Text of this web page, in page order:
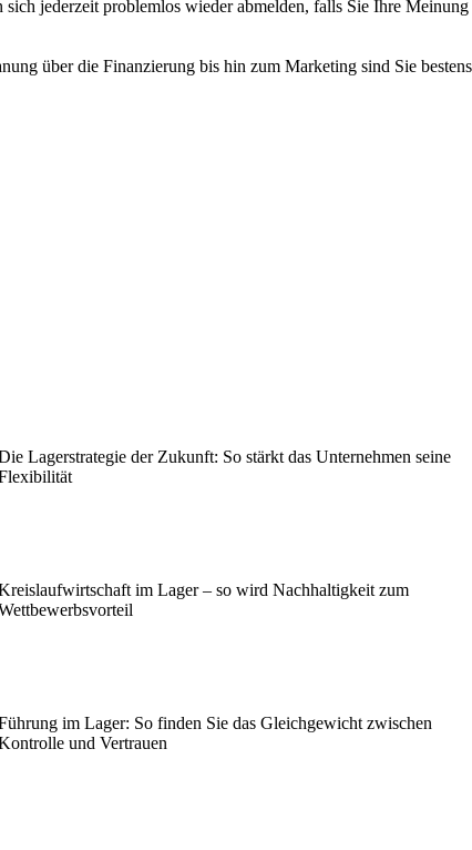
jederzeit problemlos wieder abmelden, falls Sie Ihre Meinung
über die Finanzierung bis hin zum Marketing sind Sie bestens
Lagerstrategie der Zukunft: So stärkt das Unternehmen seine
im Lager – so wird Nachhaltigkeit zum
im Lager: So finden Sie das Gleichgewicht zwischen
und Vertrauen